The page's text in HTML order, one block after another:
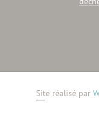
Site réalisé par